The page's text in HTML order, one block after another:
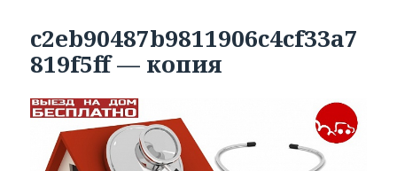
c2eb90487b9811906c4cf33a7
819f5ff — копия